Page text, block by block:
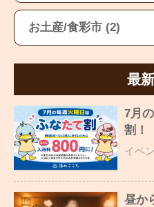
お土産/食彩市 (2)
最
7月
割！
イベ
昼か